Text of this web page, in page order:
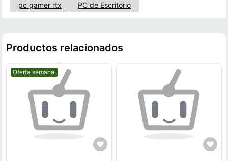
pc gamer rtx PC de Escritorio
Productos relacionados
Mejor precio.
Oferta semanal